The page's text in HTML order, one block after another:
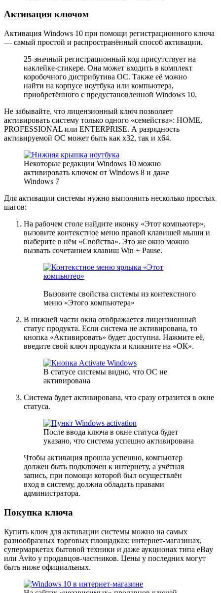
Активация ключом
Активация Windows 10 при помощи регистрационного ключа
— самый простой и распространённый способ активации.
25-значный регистрационный код присутствует на
наклейке-стикере. Она может входить в комплект
коробочного дистрибутива ОС. Также её можно
найти на корпусе ноутбука или компьютера,
приобретённого с предустановленной Windows 10.
Не забывайте, что лицензионный ключ позволяет
активировать систему только одного «семейства»: HOME,
PROFESSIONAL или ENTERPRISE. А разрядность
активируемой ОС может быть как х32, так и х64.
Некоторые редакции Windows 10 можно
активировать ключом от Windows 8 и даже
Windows 7
Для активации системы нужно выполнить несколько простых
шагов:
На рабочем столе найдите иконку «Этот компьютер»,
вызовите контекстное меню правой клавишей мыши и
выберите в нём «Свойства». Это же окно можно
вызвать сочетанием клавиш Win + Pause.
Вызовите свойства системы из контекстного
меню «Этого компьютера»
В нижней части окна отображается лицензионный
статус продукта. Если система не активирована, то
кнопка «Активировать» будет доступна. Нажмите её,
введите свой ключ продукта и кликните на «ОК».
В статусе системы видно, что ОС не
активирована
Система будет активирована, что сразу отразится в окне
статуса.
После ввода ключа в окне статуса будет
указано, что система успешно активирована
Чтобы активация прошла успешно, компьютер
должен быть подключен к интернету, а учётная
запись, при помощи которой был осуществлён
вход в систему, должна обладать правами
администратора.
Покупка ключа
Купить ключ для активации системы можно на самых
разнообразных торговых площадках: интернет-магазинах,
супермаркетах бытовой техники и даже аукционах типа eBay
или Avito у продавцов-частников. Цены у последних могут
быть ниже официальных.